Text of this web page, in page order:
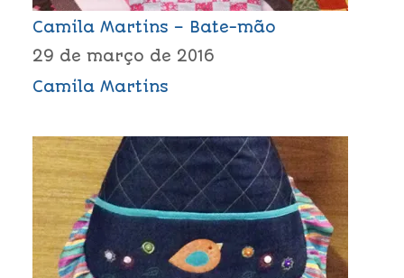
Camila Martins – Bate-mão
29 de março de 2016
Camila Martins